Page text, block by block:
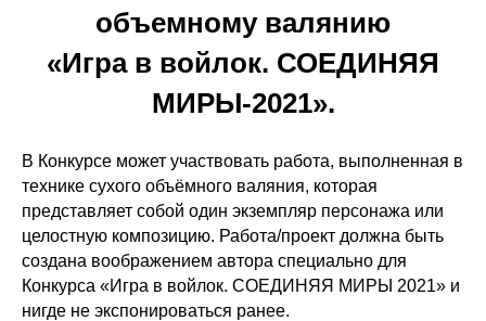
объемному валянию
«Игра в войлок. СОЕДИНЯЯ
МИРЫ-2021».
В Конкурсе может участвовать работа, выполненная в
технике сухого объёмного валяния, которая
представляет собой один экземпляр персонажа или
целостную композицию. Работа/проект должна быть
создана воображением автора специально для
Конкурса «Игра в войлок. СОЕДИНЯЯ МИРЫ 2021» и
нигде не экспонироваться ранее.